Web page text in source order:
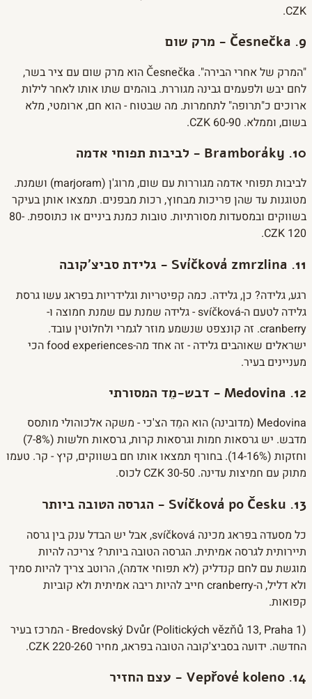
CZK.
9. Česnečka - מרק שום
"המרק של אחרי הבירה". Česnečka הוא מרק שום עם ציר בשר,
לחם יבש ולפעמים גבינה מגוררת. בוהמים שתו אותו לאחר לילות
ארוכים כ"תרופה" לתחמרות. מה שבטוח - הוא חם, ארומטי, מלא
בשום, וממלא. 60-90 CZK.
10. Bramboráky - לביבות תפוחי אדמה
לביבות תפוחי אדמה מגוררות עם שום, מרוג'ן (marjoram) ושמנת.
מטוגנות עד שהן פריכות מבחוץ, רכות מבפנים. תמצאו אותן בעיקר
בשווקים ובמסעדות מסורתיות. טובות כמנת ביניים או כתוספת. 80-
120 CZK.
11. Svíčková zmrzlina - גלידת סביצ'קובה
רגע, גלידה? כן, גלידה. כמה קפיטריות וגלידריות בפראג עשו גרסת
גלידה לטעם ה-svíčková - גלידה שמנת עם שמנת חמוצה ו-
cranberry. זה קונצפט שנשמע מוזר לגמרי ולחלוטין עובד.
ישראלים שאוהבים גלידה - זה אחד מה-food experiences הכי
מעניינים בעיר.
12. Medovina - דבש-מֵד המסורתי
Medovina (מדובינה) הוא המֵד הצ'כי - משקה אלכוהולי מותסס
מדבש. יש גרסאות חמות וגרסאות קרות, גרסאות חלשות (7-8%)
וחזקות (14-16%). בחורף תמצאו אותו חם בשווקים, קיץ - קר. טעמו
מתוק עם חמיצות עדינה. 30-50 CZK לכוס.
13. Svíčková po Česku - הגרסה הטובה ביותר
כל מסעדה בפראג מכינה svíčková, אבל יש הבדל ענק בין גרסה
תיירותית לגרסה אמיתית. הגרסה הטובה ביותר? צריכה להיות
מוגשת עם לחם קנדליק (לא תפוחי אדמה), הרוטב צריך להיות סמיך
ולא דליל, ה-cranberry חייב להיות ריבה אמיתית ולא קוביות
קפואות.
Bredovský Dvůr (Politických vězňů 13, Praha 1) - המרכז בעיר
החדשה. ידועה בסביצ'קובה הטובה בפראג, מחיר 220-260 CZK.
14. Vepřové koleno - עצם החזיר